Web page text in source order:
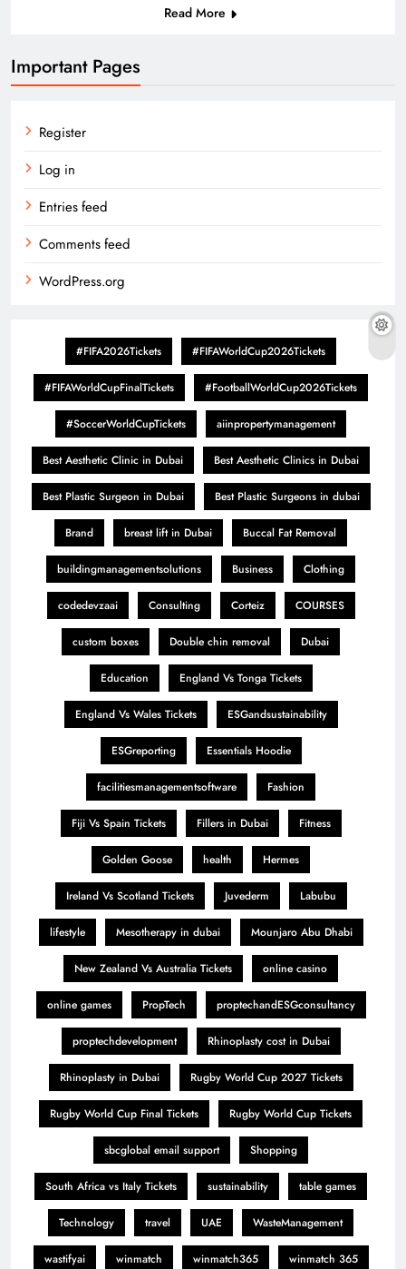
Read More
Important Pages
Register
Log in
Entries feed
Comments feed
WordPress.org
#FIFA2026Tickets #FIFAWorldCup2026Tickets
#FIFAWorldCupFinalTickets #FootballWorldCup2026Tickets
#SoccerWorldCupTickets aiinpropertymanagement
Best Aesthetic Clinic in Dubai Best Aesthetic Clinics in Dubai
Best Plastic Surgeon in Dubai Best Plastic Surgeons in dubai
Brand breast lift in Dubai Buccal Fat Removal
buildingmanagementsolutions Business Clothing
codedevzaai Consulting Corteiz COURSES
custom boxes Double chin removal Dubai
Education England Vs Tonga Tickets
England Vs Wales Tickets ESGandsustainability
ESGreporting Essentials Hoodie
facilitiesmanagementsoftware Fashion
Fiji Vs Spain Tickets Fillers in Dubai Fitness
Golden Goose health Hermes
Ireland Vs Scotland Tickets Juvederm Labubu
lifestyle Mesotherapy in dubai Mounjaro Abu Dhabi
New Zealand Vs Australia Tickets online casino
online games PropTech proptechandESGconsultancy
proptechdevelopment Rhinoplasty cost in Dubai
Rhinoplasty in Dubai Rugby World Cup 2027 Tickets
Rugby World Cup Final Tickets Rugby World Cup Tickets
sbcglobal email support Shopping
South Africa vs Italy Tickets sustainability table games
Technology travel UAE WasteManagement
wastifyai winmatch winmatch365 winmatch 365